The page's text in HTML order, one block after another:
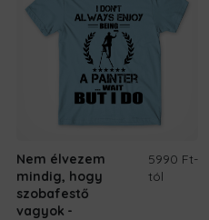
Nem élvezem
mindig, hogy
szobafestő
vagyok
5990 Ft-
tól